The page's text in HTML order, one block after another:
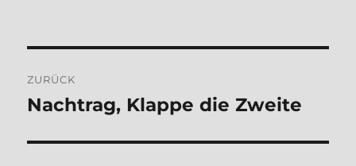
ZURÜCK
Vorheriger
Nachtrag, Klappe die Zweite